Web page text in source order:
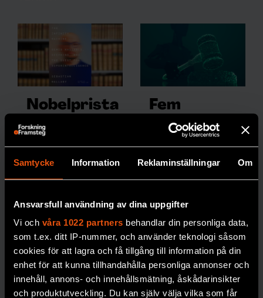
Samtycke Information Reklaminställningar Om
Ansvarsfull användning av dina uppgifter
Vi och våra 1022 partners behandlar din personliga data,
som t.ex. ditt IP-nummer, och använder teknologi såsom
cookies för att lagra och få tillgång till information på din
enhet för att kunna tillhandahålla personliga annonser och
innehåll, annons- och innehållsmätning, åskådarinsikter
och produktutveckling. Du kan själv välja vilka som får
Nobelprista
garen Demis
Hassabis,
Deepmind
och jakten
superintelli
gens
I The infinity
machine får vi möta
en av AI-
utvecklingens mest
Fem
faktorer
avgör när
det är okej
att använda
Vi låter gärna
avslöja
bankbedrägerier,
men tvekar inför att
låta den döma
brottslingar eller fatta